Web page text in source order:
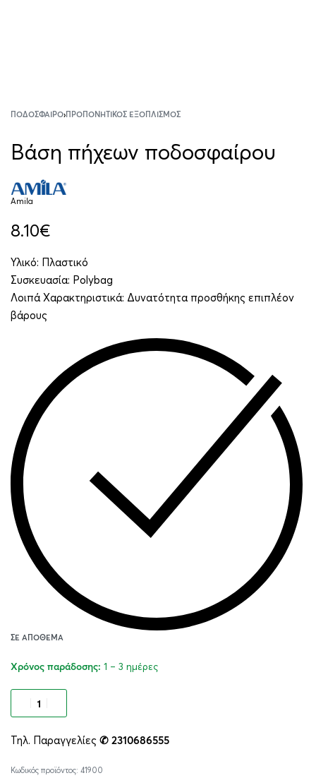
ΠΟΔΌΣΦΑΙΡΟ› ΠΡΟΠΟΝΗΤΙΚΌΣ ΕΞΟΠΛΙΣΜΌΣ
Βάση πήχεων ποδοσφαίρου
Amila
8.10€
Υλικό: Πλαστικό
Συσκευασία: Polybag
Λοιπά Χαρακτηριστικά: Δυνατότητα προσθήκης επιπλέον
βάρους
ΣΕ ΑΠΌΘΕΜΑ
Χρόνος παράδοσης: 1 – 3 ημέρες
Τηλ. Παραγγελίες ✆ 2310686555
41900